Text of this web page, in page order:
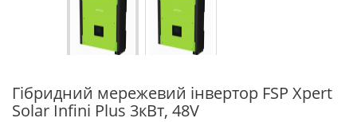
Гібридний мережевий інвертор FSP Xpert
Solar Infini Plus 3кВт, 48V